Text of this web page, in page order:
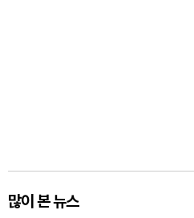
많이 본 뉴스